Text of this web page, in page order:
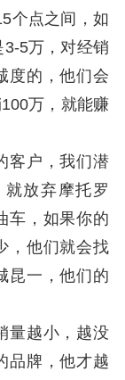
个点之间，如
5万，对经销
度的，他们会
万，就能赚
客户，我们潜
放弃摩托罗
车，如果你的
，他们就会找
昆一，他们的
量越小，越没
品牌，他才越